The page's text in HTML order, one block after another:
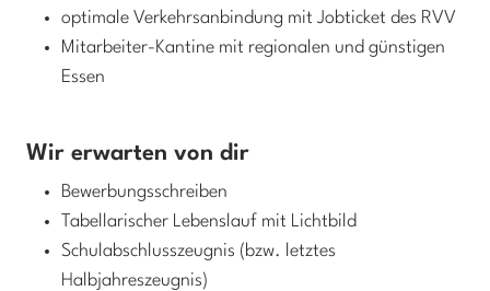
optimale Verkehrsanbindung mit Jobticket des RVV
Mitarbeiter-Kantine mit regionalen und günstigen
Essen
Wir erwarten von dir
Bewerbungsschreiben
Tabellarischer Lebenslauf mit Lichtbild
Schulabschlusszeugnis (bzw. letztes
Halbjahreszeugnis)